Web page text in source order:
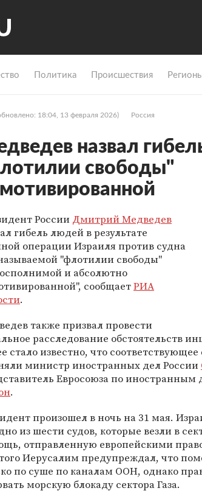
Политика Происшествия
18:04, 13 февраля 2026) Россия
назвал
свободы"
России Дмитрий Медведев
гибель людей в результате
операции Израиля против судна
"флотилии свободы"
и абсолютно
сообщаетРИА
.
также призвал провести
расследование обстоятельств
стало известно, что
министр иностранных дел России
Евросоюза по иностранным
.
произошел в ночь на 31 мая.
из шести судов, которые везли в
отправленную европейскими
Иерусалим предупреждал, что
по суше по каналам ООН, однако
морскую блокаду сектора Газа.